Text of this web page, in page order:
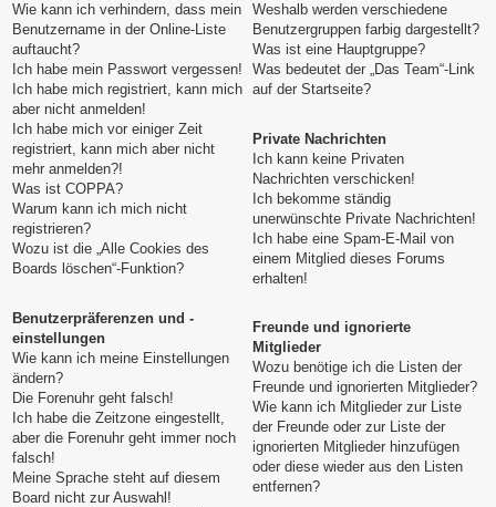
Wie kann ich verhindern, dass mein
Benutzername in der Online-Liste
auftaucht?
Ich habe mein Passwort vergessen!
Ich habe mich registriert, kann mich
aber nicht anmelden!
Ich habe mich vor einiger Zeit
registriert, kann mich aber nicht
mehr anmelden?!
Was ist COPPA?
Warum kann ich mich nicht
registrieren?
Wozu ist die „Alle Cookies des
Boards löschen“-Funktion?
Benutzerpräferenzen und -
einstellungen
Wie kann ich meine Einstellungen
ändern?
Die Forenuhr geht falsch!
Ich habe die Zeitzone eingestellt,
aber die Forenuhr geht immer noch
falsch!
Meine Sprache steht auf diesem
Board nicht zur Auswahl!
Weshalb werden verschiedene
Benutzergruppen farbig dargestellt?
Was ist eine Hauptgruppe?
Was bedeutet der „Das Team“-Link
auf der Startseite?
Private Nachrichten
Ich kann keine Privaten
Nachrichten verschicken!
Ich bekomme ständig
unerwünschte Private Nachrichten!
Ich habe eine Spam-E-Mail von
einem Mitglied dieses Forums
erhalten!
Freunde und ignorierte
Mitglieder
Wozu benötige ich die Listen der
Freunde und ignorierten Mitglieder?
Wie kann ich Mitglieder zur Liste
der Freunde oder zur Liste der
ignorierten Mitglieder hinzufügen
oder diese wieder aus den Listen
entfernen?